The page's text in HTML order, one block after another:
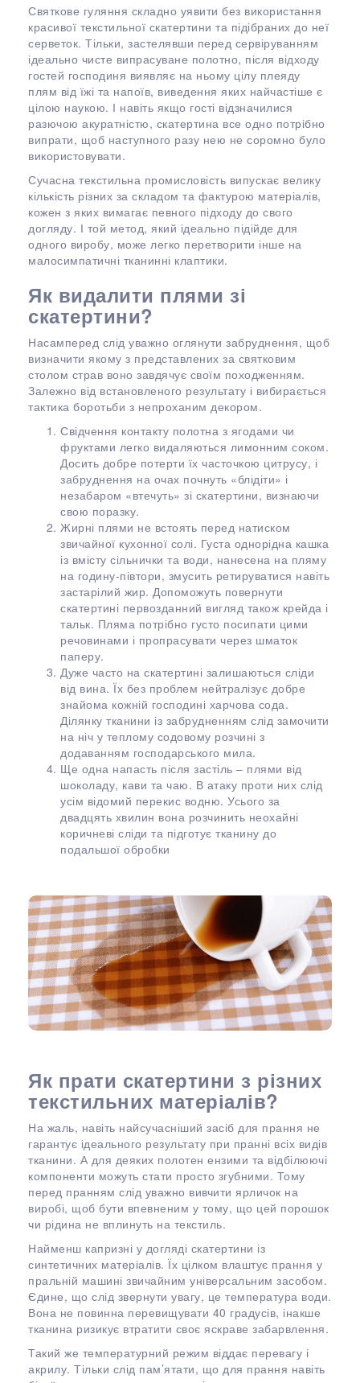
Святкове гуляння складно уявити без використання
красивої текстильної скатертини та підібраних до неї
серветок. Тільки, застелявши перед сервіруванням
ідеально чисте випрасуване полотно, після відходу
гостей господиня виявляє на ньому цілу плеяду
плям від їжі та напоїв, виведення яких найчастіше є
цілою наукою. І навіть якщо гості відзначилися
разючою акуратністю, скатертина все одно потрібно
випрати, щоб наступного разу нею не соромно було
використовувати.
Сучасна текстильна промисловість випускає велику
кількість різних за складом та фактурою матеріалів,
кожен з яких вимагає певного підходу до свого
догляду. І той метод, який ідеально підійде для
одного виробу, може легко перетворити інше на
малосимпатичні тканинні клаптики.
Як видалити плями зі
скатертини?
Насамперед слід уважно оглянути забруднення, щоб
визначити якому з представлених за святковим
столом страв воно завдячує своїм походженням.
Залежно від встановленого результату і вибирається
тактика боротьби з непроханим декором.
Свідчення контакту полотна з ягодами чи
фруктами легко видаляються лимонним соком.
Досить добре потерти їх часточкою цитрусу, і
забруднення на очах почнуть «блідіти» і
незабаром «втечуть» зі скатертини, визнаючи
свою поразку.
Жирні плями не встоять перед натиском
звичайної кухонної солі. Густа однорідна кашка
із вмісту сільнички та води, нанесена на пляму
на годину-півтори, змусить ретируватися навіть
застарілий жир. Допоможуть повернути
скатертині первозданний вигляд також крейда і
тальк. Пляма потрібно густо посипати цими
речовинами і пропрасувати через шматок
паперу.
Дуже часто на скатертині залишаються сліди
від вина. Їх без проблем нейтралізує добре
знайома кожній господині харчова сода.
Ділянку тканини із забрудненням слід замочити
на ніч у теплому содовому розчині з
додаванням господарського мила.
Ще одна напасть після застіль – плями від
шоколаду, кави та чаю. В атаку проти них слід
усім відомий перекис водню. Усього за
двадцять хвилин вона розчинить неохайні
коричневі сліди та підготує тканину до
подальшої обробки
Як прати скатертини з різних
текстильних матеріалів?
На жаль, навіть найсучасніший засіб для прання не
гарантує ідеального результату при пранні всіх видів
тканини. А для деяких полотен ензими та відбілюючі
компоненти можуть стати просто згубними. Тому
перед пранням слід уважно вивчити ярличок на
виробі, щоб бути впевненим у тому, що цей порошок
чи рідина не вплинуть на текстиль.
Найменш капризні у догляді скатертини із
синтетичних матеріалів. Їх цілком влаштує прання у
пральній машині звичайним універсальним засобом.
Єдине, що слід звернути увагу, це температура води.
Вона не повинна перевищувати 40 градусів, інакше
тканина ризикує втратити своє яскраве забарвлення.
Такий же температурний режим віддає перевагу і
акрилу. Тільки слід пам’ятати, що для прання навіть